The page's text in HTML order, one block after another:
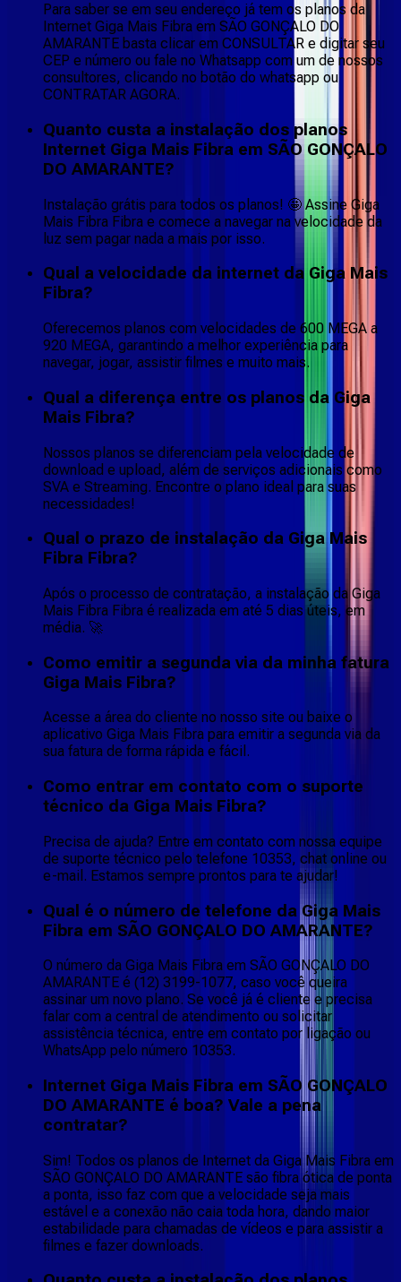
Para saber se em seu endereço já tem os planos da
Internet Giga Mais Fibra em SÃO GONÇALO DO
AMARANTE basta clicar em CONSULTAR e digitar seu
CEP e número ou fale no Whatsapp com um de nossos
consultores, clicando no botão do whatsapp ou
CONTRATAR AGORA.
Quanto custa a instalação dos planos
Internet Giga Mais Fibra em SÃO GONÇALO
DO AMARANTE?
Instalação grátis para todos os planos! 🤩 Assine Giga
Mais Fibra Fibra e comece a navegar na velocidade da
luz sem pagar nada a mais por isso.
Qual a velocidade da internet da Giga Mais
Fibra?
Oferecemos planos com velocidades de 600 MEGA a
920 MEGA, garantindo a melhor experiência para
navegar, jogar, assistir filmes e muito mais.
Qual a diferença entre os planos da Giga
Mais Fibra?
Nossos planos se diferenciam pela velocidade de
download e upload, além de serviços adicionais como
SVA e Streaming. Encontre o plano ideal para suas
necessidades!
Qual o prazo de instalação da Giga Mais
Fibra Fibra?
Após o processo de contratação, a instalação da Giga
Mais Fibra Fibra é realizada em até 5 dias úteis, em
média. 🚀
Como emitir a segunda via da minha fatura
Giga Mais Fibra?
Acesse a área do cliente no nosso site ou baixe o
aplicativo Giga Mais Fibra para emitir a segunda via da
sua fatura de forma rápida e fácil.
Como entrar em contato com o suporte
técnico da Giga Mais Fibra?
Precisa de ajuda? Entre em contato com nossa equipe
de suporte técnico pelo telefone 10353, chat online ou
e-mail. Estamos sempre prontos para te ajudar!
Qual é o número de telefone da Giga Mais
Fibra em SÃO GONÇALO DO AMARANTE?
O número da Giga Mais Fibra em SÃO GONÇALO DO
AMARANTE é (12) 3199-1077, caso você queira
assinar um novo plano. Se você já é cliente e precisa
falar com a central de atendimento ou solicitar
assistência técnica, entre em contato por ligação ou
WhatsApp pelo número 10353.
Internet Giga Mais Fibra em SÃO GONÇALO
DO AMARANTE é boa? Vale a pena
contratar?
Sim! Todos os planos de Internet da Giga Mais Fibra em
SÃO GONÇALO DO AMARANTE são fibra ótica de ponta
a ponta, isso faz com que a velocidade seja mais
estável e a conexão não caia toda hora, dando maior
estabilidade para chamadas de vídeos e para assistir a
filmes e fazer downloads.